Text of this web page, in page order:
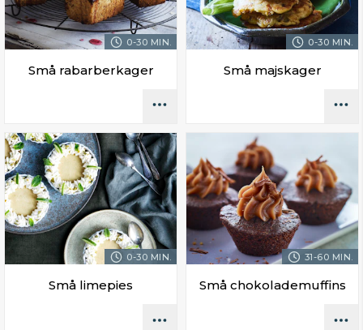
0-30 MIN.
Små rabarberkager
0-30 MIN.
Små majskager
0-30 MIN.
Små limepies
31-60 MIN.
Små chokolademuffins